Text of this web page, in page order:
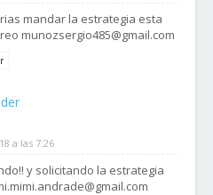
mandar la estrategia esta
munozsergio485@gmail.com
a las 7:26
y solicitando la estrategia